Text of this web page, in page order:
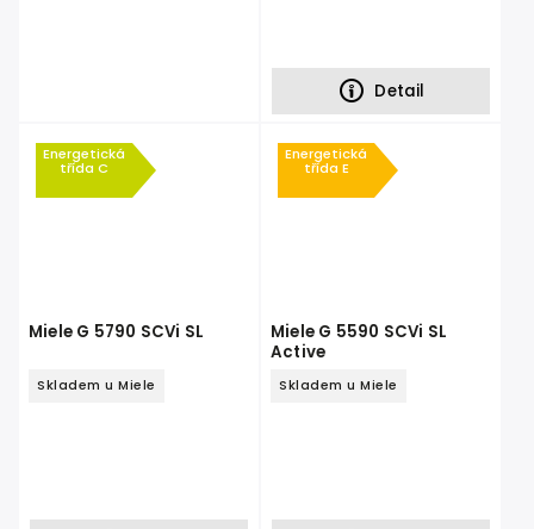
Detail
Energetická
třída C
Miele G 5790 SCVi SL
Skladem u Miele
Energetická
třída E
Miele G 5590 SCVi SL
Active
Skladem u Miele